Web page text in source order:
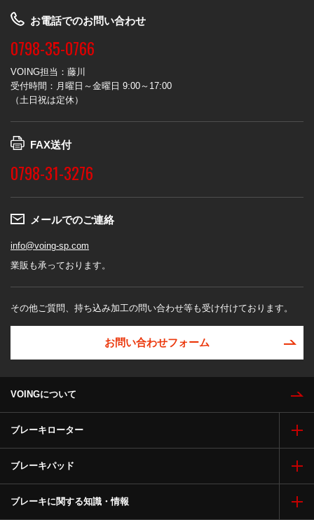
お電話でのお問い合わせ
0798-35-0766
VOING担当：藤川
受付時間：月曜日～金曜日 9:00～17:00
（土日祝は定休）
FAX送付
0798-31-3276
メールでのご連絡
info@voing-sp.com
業販も承っております。
その他ご質問、持ち込み加工の問い合わせ等も受け付けております。
お問い合わせフォーム
VOINGについて
ブレーキローター
ブレーキパッド
ブレーキに関する知識・情報